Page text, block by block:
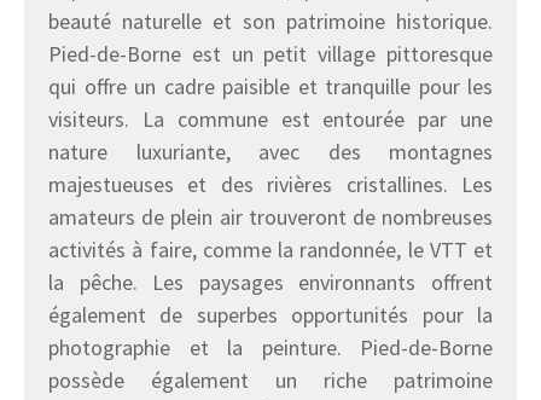
beauté naturelle et son patrimoine historique.
Pied-de-Borne est un petit village pittoresque
qui offre un cadre paisible et tranquille pour les
visiteurs. La commune est entourée par une
nature luxuriante, avec des montagnes
majestueuses et des rivières cristallines. Les
amateurs de plein air trouveront de nombreuses
activités à faire, comme la randonnée, le VTT et
la pêche. Les paysages environnants offrent
également de superbes opportunités pour la
photographie et la peinture. Pied-de-Borne
possède également un riche patrimoine